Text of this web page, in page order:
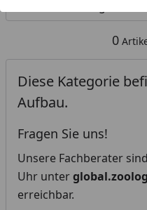
0
Diese Kategorie
Aufbau.
Fragen Sie uns!
Unsere Fachberater
Uhr unter
erreichbar.